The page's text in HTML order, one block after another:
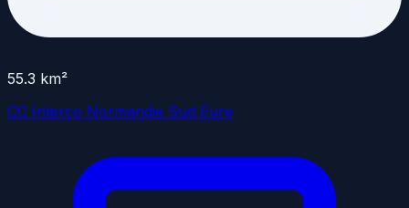
55.3 km²
CC Interco Normandie Sud Eure